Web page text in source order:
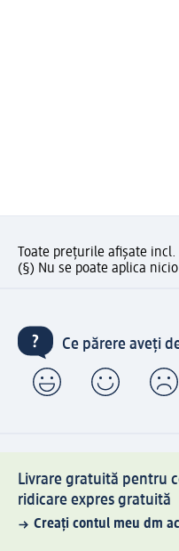
Toate prețurile afișate incl.
(§) Nu se poate aplica
Ce părere aveți
Livrare gratuită pentru
ridicare expres gratuită
Creați contul meu dm